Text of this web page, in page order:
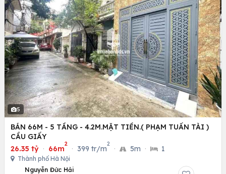
5
BÁN 66M - 5 TẦNG - 4.2M.MẶT TIỀN.( PHẠM TUẤN TÀI )
CẦU GIẤY
26.35 tỷ · 66m
2
· 399 tr/m
2
· 5m · 1
Thành phố Hà Nội
Nguyễn Đức Hải